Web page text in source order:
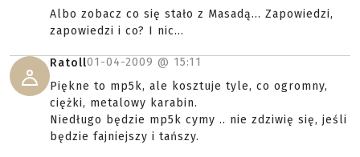
Albo zobacz co się stało z Masadą... Zapowiedzi,
zapowiedzi i co? I nic...
Ratoll01-04-2009 @ 15:11
Piękne to mp5k, ale kosztuje tyle, co ogromny,
ciężki, metalowy karabin.
Niedługo będzie mp5k cymy .. nie zdziwię się, jeśli
będzie fajniejszy i tańszy.